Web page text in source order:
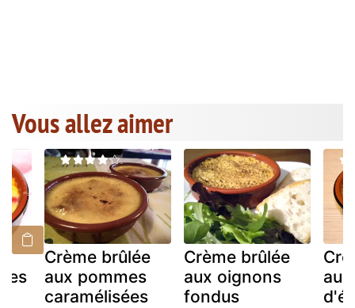
Vous allez aimer
Crème brûlée
aux pommes
caramélisées
Crème brûlée
aux oignons
fondus
au